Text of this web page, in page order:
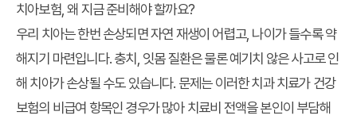
치아보험, 왜 지금 준비해야 할까요?
우리 치아는 한번 손상되면 자연 재생이 어렵고, 나이가 들수록 약
해지기 마련입니다. 충치, 잇몸 질환은 물론 예기치 않은 사고로 인
해 치아가 손상될 수도 있습니다. 문제는 이러한 치과 치료가 건강
보험의 비급여 항목인 경우가 많아 치료비 전액을 본인이 부담해